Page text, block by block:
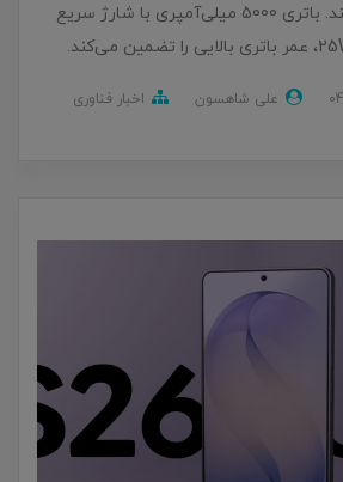
فیلم‌برداری ارائه می‌کنند. باتری 5000 میلی‌آمپری با شارژ سریع
علی شاهسون
اخبار فناوری